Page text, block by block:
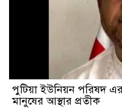
পুটিয়া ইউনিয়ন পরিষদ এর
মানুষের আস্থার প্রতীক